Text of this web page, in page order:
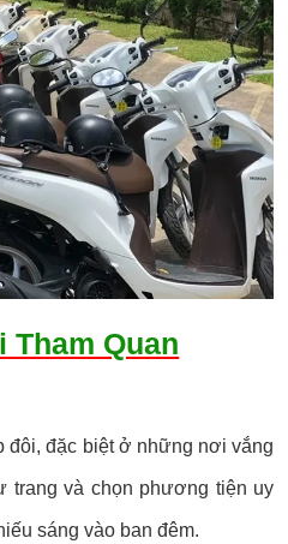
Tham Quan
đôi, đặc biệt ở những nơi vắng
trang và chọn phương tiện uy
sáng vào ban đêm.